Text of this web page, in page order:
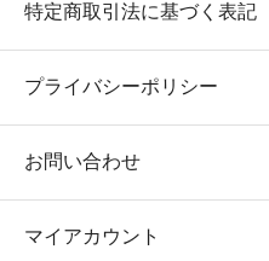
特定商取引法に基づく表記
プライバシーポリシー
お問い合わせ
マイアカウント